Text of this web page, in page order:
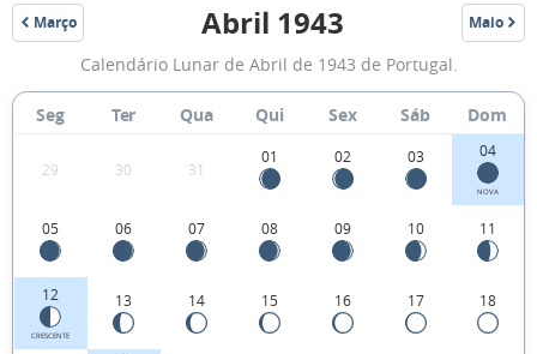
Março
1943
Fases
da
Lua
de
Abril
1943
Abril 1943 Maio
1943
Calendário Lunar de Abril de 1943 de Portugal.
Seg Ter Qua Qui Sex Sáb Dom
29 30 31
01 02 03 04
NOVA
05 06 07 08 09 10 11
12
CRESCENTE
13 14 15 16 17 18